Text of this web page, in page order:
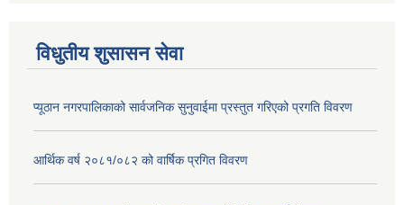
विधुतीय शुसासन सेवा
प्यूठान नगरपालिकाको सार्वजनिक सुनुवाईमा प्रस्तुत गरिएको प्रगति विवरण
आर्थिक वर्ष २०८१/०८२ को वार्षिक प्रगित विवरण